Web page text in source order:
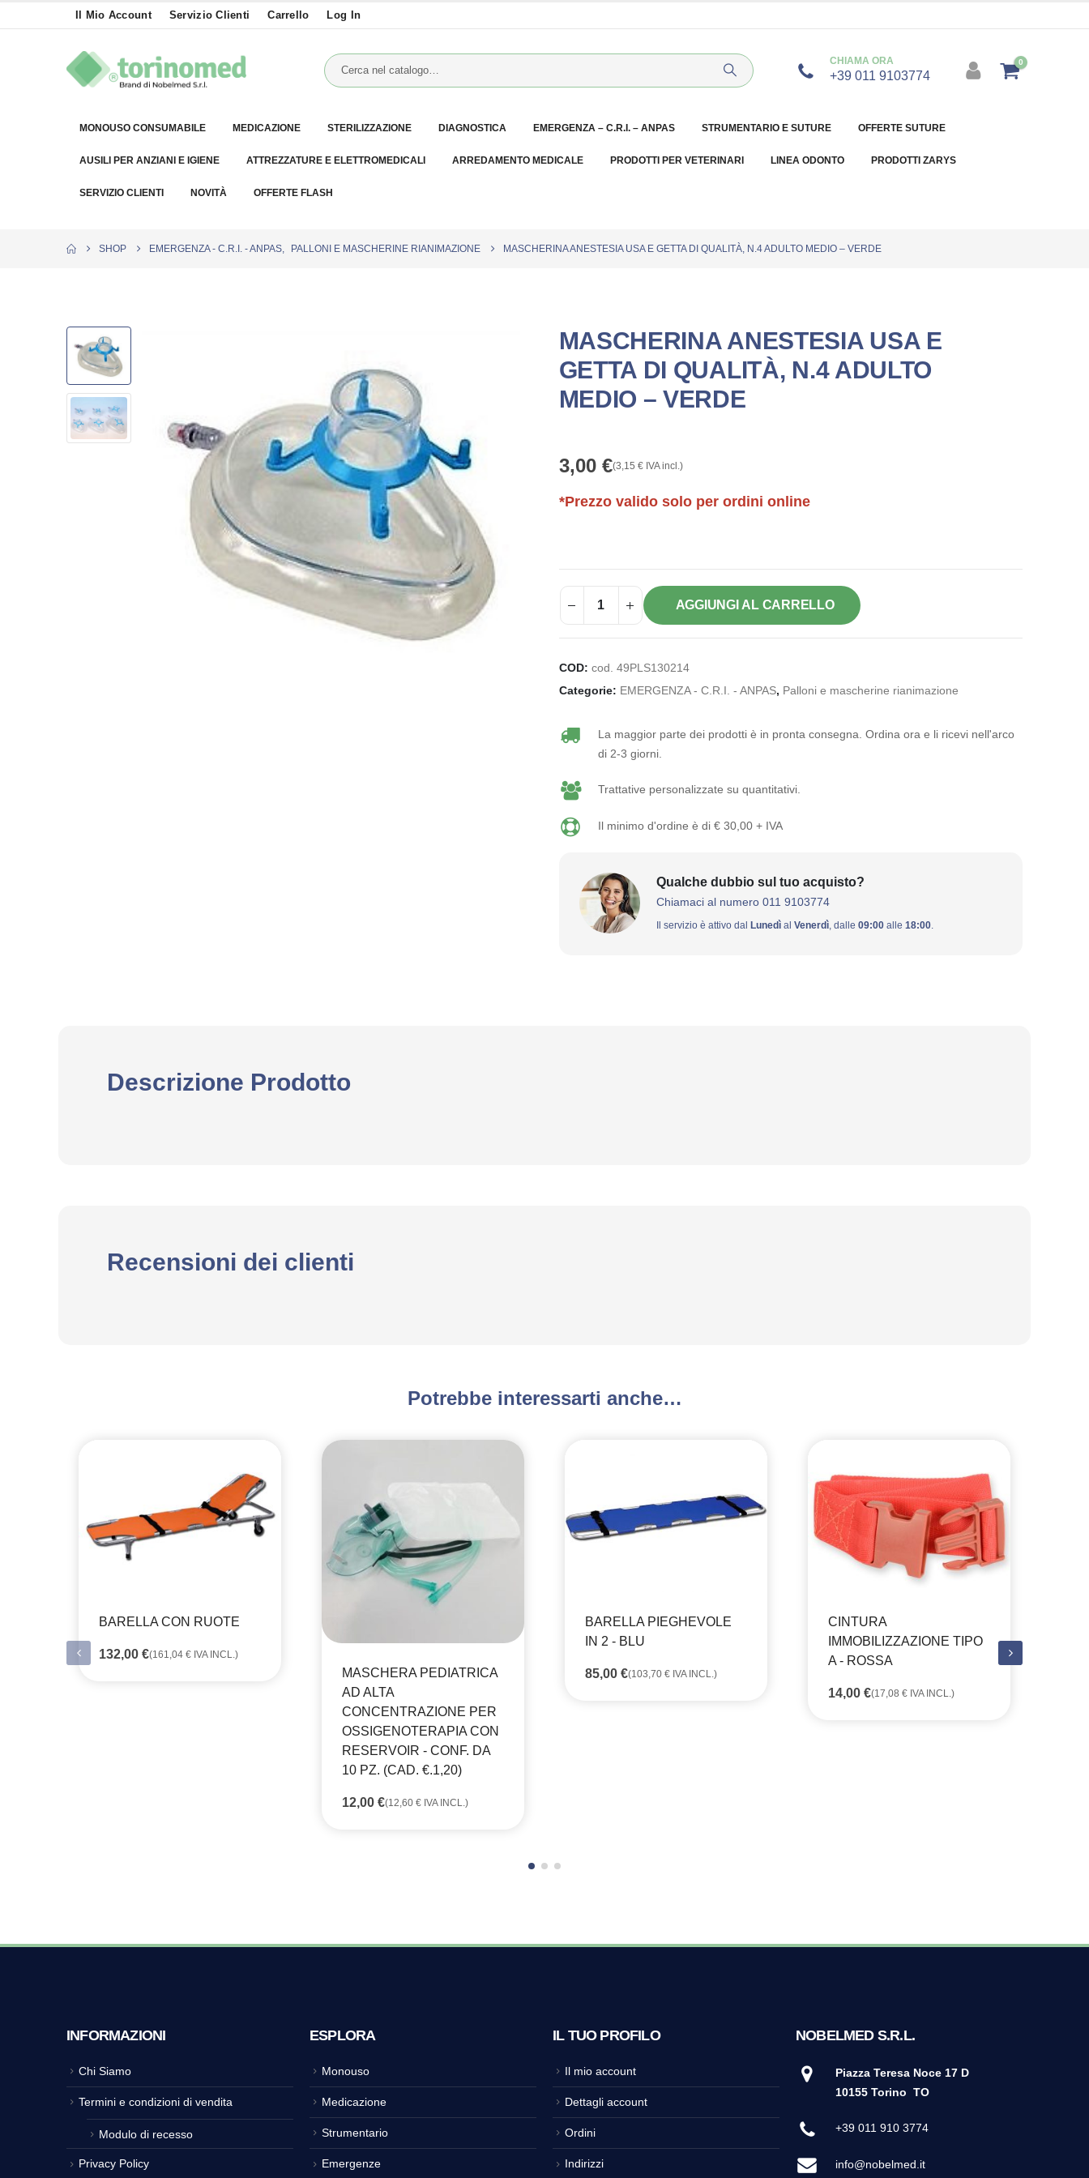
Il Mio Account Servizio Clienti Carrello Log In
CHIAMA ORA
+39 011 9103774
0
MONOUSO CONSUMABILE MEDICAZIONE STERILIZZAZIONE DIAGNOSTICA EMERGENZA – C.R.I. – ANPAS STRUMENTARIO E SUTURE OFFERTE SUTURE
AUSILI PER ANZIANI E IGIENE ATTREZZATURE E ELETTROMEDICALI ARREDAMENTO MEDICALE PRODOTTI PER VETERINARI LINEA ODONTO PRODOTTI ZARYS
SERVIZIO CLIENTI NOVITÀ OFFERTE FLASH
SHOP EMERGENZA - C.R.I. - ANPAS PALLONI E MASCHERINE RIANIMAZIONE MASCHERINA ANESTESIA USA E GETTA DI QUALITÀ, N.4 ADULTO MEDIO – VERDE
MASCHERINA ANESTESIA USA E
GETTA DI QUALITÀ, N.4 ADULTO
MEDIO – VERDE
3,00 €(3,15 €IVA incl.)
*Prezzo valido solo per ordini online
AGGIUNGI AL CARRELLO
COD: cod. 49PLS130214
Categorie: EMERGENZA - C.R.I. - ANPAS, Palloni e mascherine rianimazione
La maggior parte dei prodotti è in pronta consegna. Ordina ora e li ricevi nell'arco
di 2-3 giorni.
Trattative personalizzate su quantitativi.
Il minimo d'ordine è di € 30,00 + IVA
Qualche dubbio sul tuo acquisto?
Chiamaci al numero 011 9103774
Il servizio è attivo dal Lunedìal Venerdì, dalle 09:00alle 18:00.
Descrizione Prodotto
Recensioni dei clienti
Potrebbe interessarti anche…
BARELLA CON RUOTE
132,00 €(161,04 € IVA INCL.)
MASCHERA PEDIATRICA
AD ALTA
CONCENTRAZIONE PER
OSSIGENOTERAPIA CON
RESERVOIR - CONF. DA
10 PZ. (CAD. €.1,20)
12,00 €(12,60 € IVA INCL.)
BARELLA PIEGHEVOLE
IN 2 - BLU
85,00 €(103,70 € IVA INCL.)
CINTURA
IMMOBILIZZAZIONE TIPO
A - ROSSA
14,00 €(17,08 € IVA INCL.)
INFORMAZIONI
Chi Siamo
Termini e condizioni di vendita
Modulo di recesso
Privacy Policy
ESPLORA
Monouso
Medicazione
Strumentario
Emergenze
IL TUO PROFILO
Il mio account
Dettagli account
Ordini
Indirizzi
NOBELMED S.R.L.
Piazza Teresa Noce 17 D
10155 Torino TO
+39 011 910 3774
info@nobelmed.it